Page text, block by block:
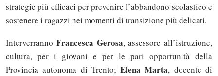
strategie più efficaci per prevenire l’abbandono scolastico e
sostenere i ragazzi nei momenti di transizione più delicati.
Interverranno Francesca Gerosa, assessore all’istruzione,
cultura, per i giovani e per le pari opportunità della
Provincia autonoma di Trento;Elena Marta, docente di